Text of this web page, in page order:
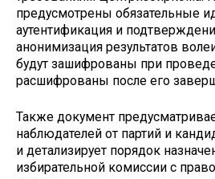
предусмотрены обязательные
аутентификация и
анонимизация результатов
будут зашифрованы при
расшифрованы после его
Также документ
наблюдателей от партий и
и детализирует порядок
избирательной комиссии с